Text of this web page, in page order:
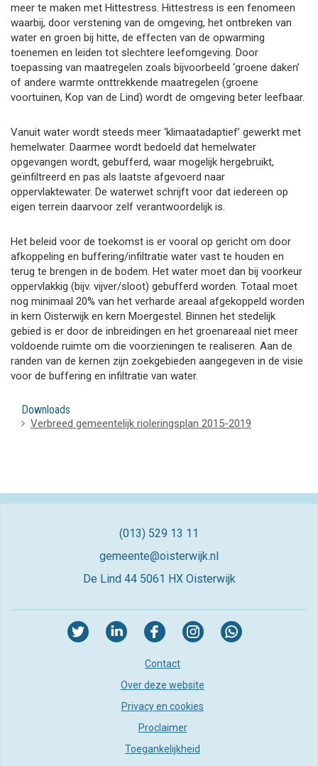
meer te maken met Hittestress. Hittestress is een fenomeen
waarbij, door verstening van de omgeving, het ontbreken van
water en groen bij hitte, de effecten van de opwarming
toenemen en leiden tot slechtere leefomgeving. Door
toepassing van maatregelen zoals bijvoorbeeld ‘groene daken’
of andere warmte onttrekkende maatregelen (groene
voortuinen, Kop van de Lind) wordt de omgeving beter leefbaar.
Vanuit water wordt steeds meer ‘klimaatadaptief’ gewerkt met
hemelwater. Daarmee wordt bedoeld dat hemelwater
opgevangen wordt, gebufferd, waar mogelijk hergebruikt,
geïnfiltreerd en pas als laatste afgevoerd naar
oppervlaktewater. De waterwet schrijft voor dat iedereen op
eigen terrein daarvoor zelf verantwoordelijk is.
Het beleid voor de toekomst is er vooral op gericht om door
afkoppeling en buffering/infiltratie water vast te houden en
terug te brengen in de bodem. Het water moet dan bij voorkeur
oppervlakkig (bijv. vijver/sloot) gebufferd worden. Totaal moet
nog minimaal 20% van het verharde areaal afgekoppeld worden
in kern Oisterwijk en kern Moergestel. Binnen het stedelijk
gebied is er door de inbreidingen en het groenareaal niet meer
voldoende ruimte om die voorzieningen te realiseren. Aan de
randen van de kernen zijn zoekgebieden aangegeven in de visie
voor de buffering en infiltratie van water.
Downloads
Verbreed gemeentelijk rioleringsplan 2015-2019
(013) 529 13 11
gemeente@oisterwijk.nl
De Lind 44 5061 HX Oisterwijk
Contact
Over deze website
Privacy en cookies
Proclaimer
Toegankelijkheid